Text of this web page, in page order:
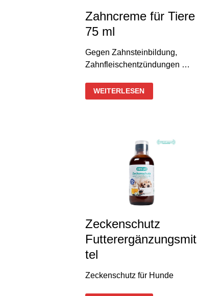
Zahncreme für Tiere
75 ml
Gegen Zahnsteinbildung,
Zahnfleischentzündungen …
ZAHNCREME
FÜR
TIERE
WEITERLESEN
Zeckenschutz
Futterergänzungsmit
tel
Zeckenschutz für Hunde